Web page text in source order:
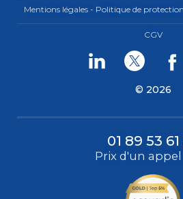
Mentions légales - Politique de
CGV
Facebook Youtube
© 2026
01 89 53 61
Prix d'un appel